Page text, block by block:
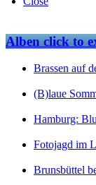
Albenclick to
Brassen auf
(B)laue
Hamburg:
Fotojagd im
Brunsbüttel